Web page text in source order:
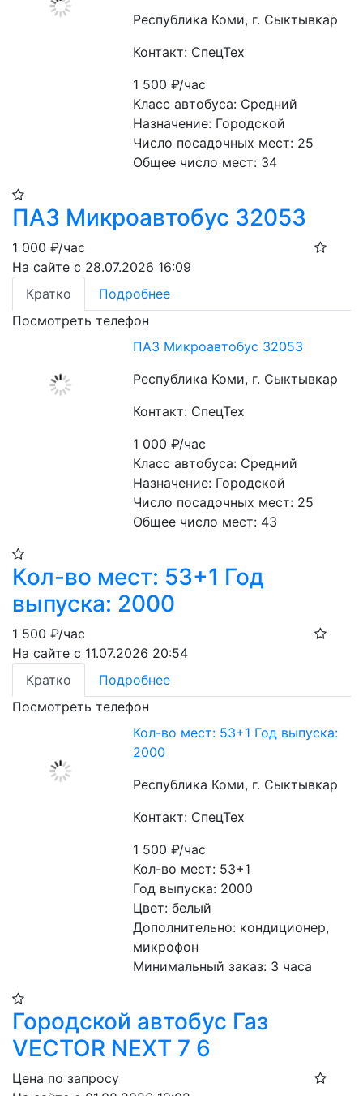
Республика Коми, г. Сыктывкар
Контакт: СпецТех
1 500₽/час
Класс автобуса: Средний
Назначение: Городской
Число посадочных мест: 25
Общее число мест: 34
ПАЗ Микроавтобус 32053
1 000 ₽/час
На сайте с 28.07.2026 16:09
Кратко
Подробнее
Посмотреть телефон
ПАЗ Микроавтобус 32053
Республика Коми, г. Сыктывкар
Контакт: СпецТех
1 000₽/час
Класс автобуса: Средний
Назначение: Городской
Число посадочных мест: 25
Общее число мест: 43
Кол-во мест: 53+1 Год
выпуска: 2000
1 500 ₽/час
На сайте с 11.07.2026 20:54
Кратко
Подробнее
Посмотреть телефон
Кол-во мест: 53+1 Год выпуска:
2000
Республика Коми, г. Сыктывкар
Контакт: СпецТех
1 500₽/час
Кол-во мест: 53+1
Год выпуска: 2000
Цвет: белый
Дополнительно: кондиционер,
микрофон
Минимальный заказ: 3 часа
Городской автобус Газ
VECTOR NEXT 7 6
Цена по запросу